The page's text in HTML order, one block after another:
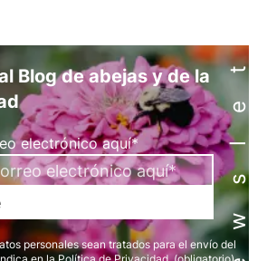
Blog de abejas y de la
electrónico aquí*
personales sean tratados para el envío del